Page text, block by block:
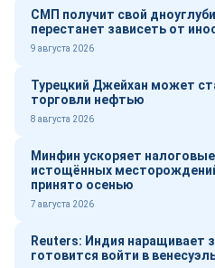
СМП получит свой
перестанет зависеть от
9 августа 2026
Турецкий Джейхан может
торговли нефтью
8 августа 2026
Минфин ускоряет
истощённых
принято осенью
7 августа 2026
Reuters: Индия наращивает
готовится войти в